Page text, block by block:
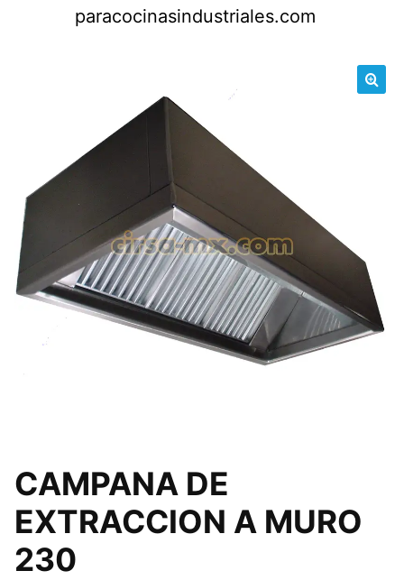
paracocinasindustriales.com
CAMPANA DE
EXTRACCION A MURO
230